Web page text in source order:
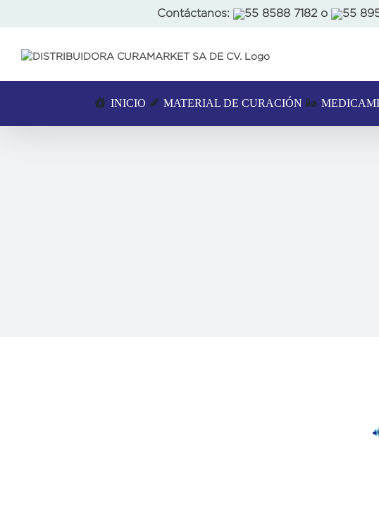
Contáctanos: 55 8588 7182 o 55
INICIO MATERIAL DE CURACIÓN